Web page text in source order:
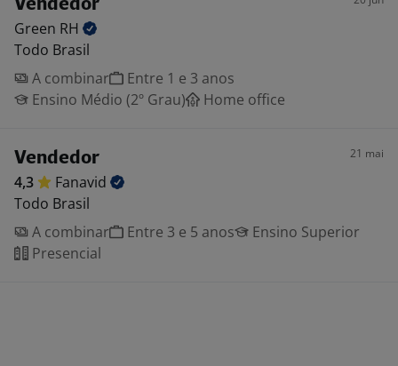
Vendedor
Green RH
Todo Brasil
A combinar
Entre 1 e 3 anos
Ensino Médio (2º Grau)
Home office
Vendedor 21 mai
4,3
Fanavid
Todo Brasil
A combinar
Entre 3 e 5 anos
Ensino Superior
Presencial